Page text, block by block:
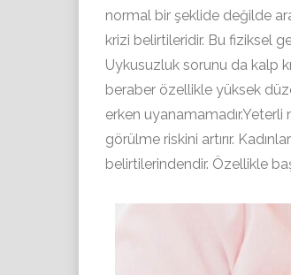
normal bir şeklide değilde
krizi belirtileridir. Bu fiziksel
Uykusuzluk sorunu da kalp
beraber özellikle yüksek
erken
görülme riskini artırır.
belirtilerindendir. Özellikle